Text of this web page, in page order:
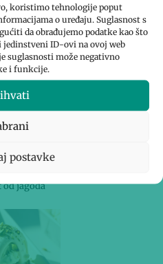
koristimo tehnologije poput
o uređaju. Suglasnost s
da obrađujemo podatke kao što
jedinstveni ID-ovi na ovoj web
suglasnosti može negativno
i funkcije.
postavke
7 8 9 10
od jagoda